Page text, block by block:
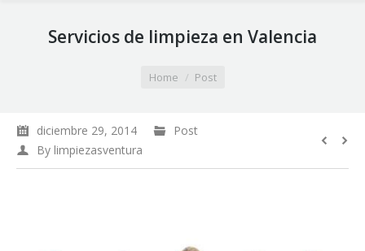
Servicios de limpieza en Valencia
Home Post
diciembre 29, 2014
Post
By limpiezasventura